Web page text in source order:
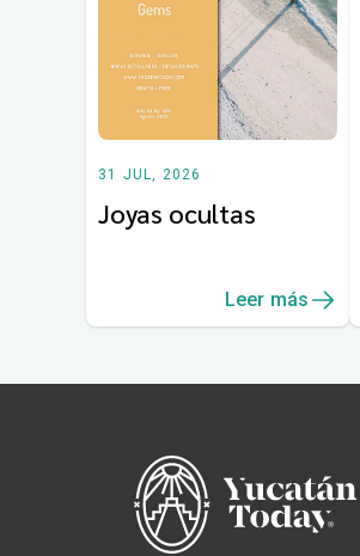
31 JUL, 2026
Joyas ocultas
Leer más